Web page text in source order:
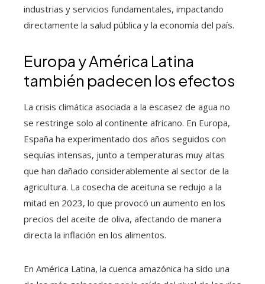
industrias y servicios fundamentales, impactando
directamente la salud pública y la economía del país.
Europa y América Latina
también padecen los efectos
La crisis climática asociada a la escasez de agua no
se restringe solo al continente africano. En Europa,
España ha experimentado dos años seguidos con
sequías intensas, junto a temperaturas muy altas
que han dañado considerablemente al sector de la
agricultura. La cosecha de aceituna se redujo a la
mitad en 2023, lo que provocó un aumento en los
precios del aceite de oliva, afectando de manera
directa la inflación en los alimentos.
En América Latina, la cuenca amazónica ha sido una